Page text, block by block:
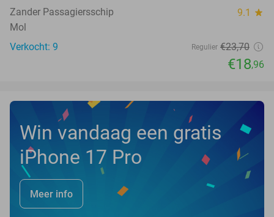
Zander Passagiersschip 9.1 star
Mol
Verkocht: 9
Regulier €23,70
€18,96
Win vandaag een gratis
iPhone 17 Pro
Meer info